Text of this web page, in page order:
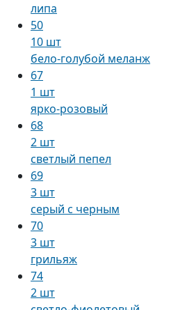
липа
50
10 шт
бело-голубой меланж
67
1 шт
ярко-розовый
68
2 шт
светлый пепел
69
3 шт
серый с черным
70
3 шт
грильяж
74
2 шт